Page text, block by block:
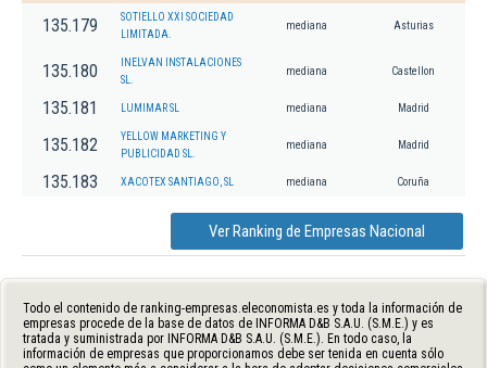
135.179
SOTIELLO XXI SOCIEDAD
LIMITADA.
mediana Asturias
135.180
INELVAN INSTALACIONES
SL.
mediana Castellon
135.181 LUMIMAR SL mediana Madrid
135.182
YELLOW MARKETING Y
PUBLICIDAD SL.
mediana Madrid
135.183 XACOTEX SANTIAGO, SL mediana Coruña
Ver Ranking de Empresas Nacional
Todo el contenido de ranking-empresas.eleconomista.es y toda la información de
empresas procede de la base de datos de INFORMA D&B S.A.U. (S.M.E.) y es
tratada y suministrada por INFORMA D&B S.A.U. (S.M.E.). En todo caso, la
información de empresas que proporcionamos debe ser tenida en cuenta sólo